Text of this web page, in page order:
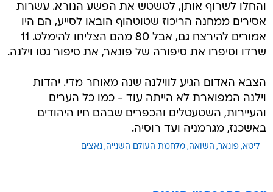
והחלו לשרוף אותן, לטשטש את הפשע הנורא. עשרות
אסירים ממחנה הריכוז שטוטהוף הובאו לסייע, הם היו
אמורים להירצח גם, אבל 80 מהם הצליחו להימלט. 11
שרדו וסיפרו את סיפורה של פונאר, את סיפור גטו וילנה.
הצבא האדום הגיע לווילנה שנה מאוחר מדי. יהדות
וילנה המפוארת לא הייתה עוד - כמו כל הערים
והעיירות, השטעטלים והכפרים שבהם חיו היהודים
באשכנז, מגרמניה ועד רוסיה.
ליטא פונאר השואה מלחמת העולם השנייה נאצים